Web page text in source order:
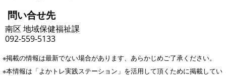
問い合せ先
南区 地域保健福祉課
092-559-5133
※掲載の情報は最新でない場合があります、あらかじめご了承ください。
※本情報は「よかトレ実践ステーション」を活用して頂くために掲載してい